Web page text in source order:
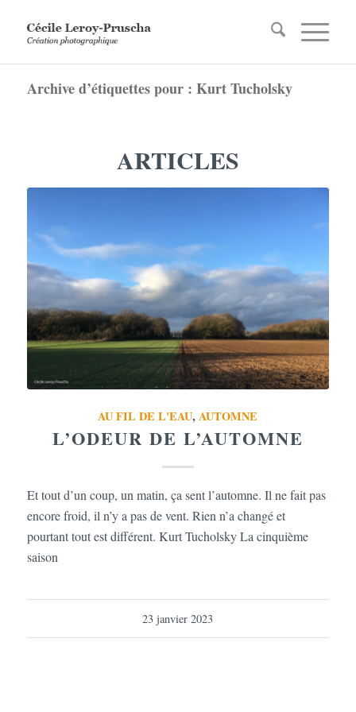
Archive d’étiquettes pour : Kurt Tucholsky
ARTICLES
AU FIL DE L'EAU,AUTOMNE
L’ODEUR DE L’AUTOMNE
Et tout d’un coup, un matin, ça sent l’automne. Il ne fait pas
encore froid, il n’y a pas de vent. Rien n’a changé et
pourtant tout est différent. Kurt Tucholsky La cinquième
saison
23 janvier 2023